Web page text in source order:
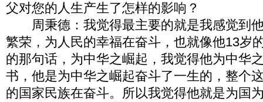
父对您的人生产生了怎样的影响？
周秉德：我觉得最主要的就是我感觉到
繁荣，为人民的幸福在奋斗，也就像他13岁
的那句话，为中华之崛起，我觉得他为中华
书，他是为中华之崛起奋斗了一生的，整个
的国家民族在奋斗。所以我觉得他就是为国